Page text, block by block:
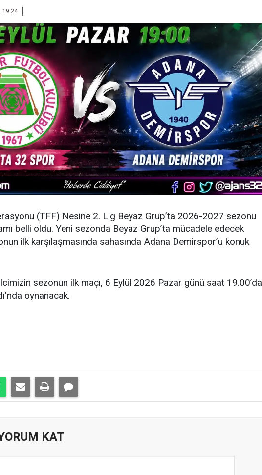
19:24
(TFF) Nesine 2. Lig Beyaz Grup’ta 2026-2027 sezonu
belli oldu. Yeni sezonda Beyaz Grup’ta mücadele edecek
ilk karşılaşmasında sahasında Adana Demirspor’u konuk
sezonun ilk maçı, 6 Eylül 2026 Pazar günü saat 19.00’da
oynanacak.
KAT